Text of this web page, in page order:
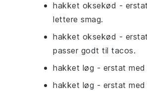
hakket oksekød -
lettere smag.
hakket oksekød -
passer godt til tacos.
hakket løg - erstat med
hakket løg - erstat med